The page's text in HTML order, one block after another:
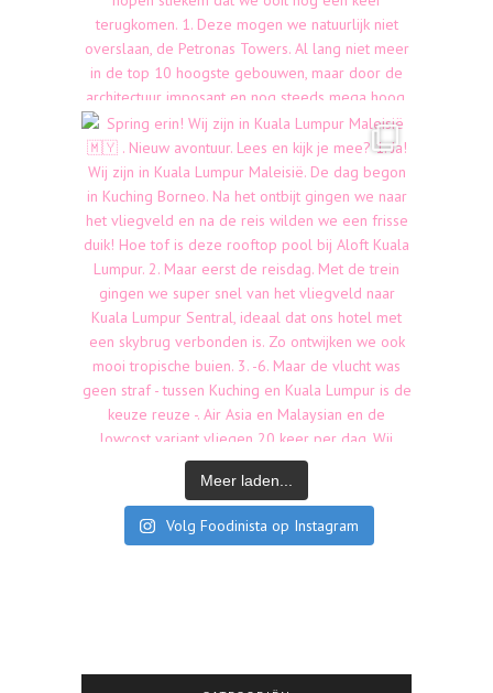
Meer laden...
Volg Foodinista op Instagram